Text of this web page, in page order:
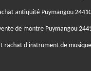
antiquité Puymangou
de montre Puymangou
rachat d'instrument de